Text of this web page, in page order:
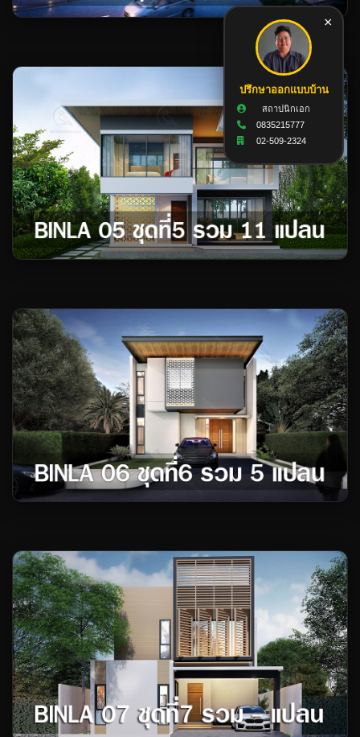
×
ปรึกษาออกแบบบ้าน
สถาปนิกเอก
0835215777
02-509-2324